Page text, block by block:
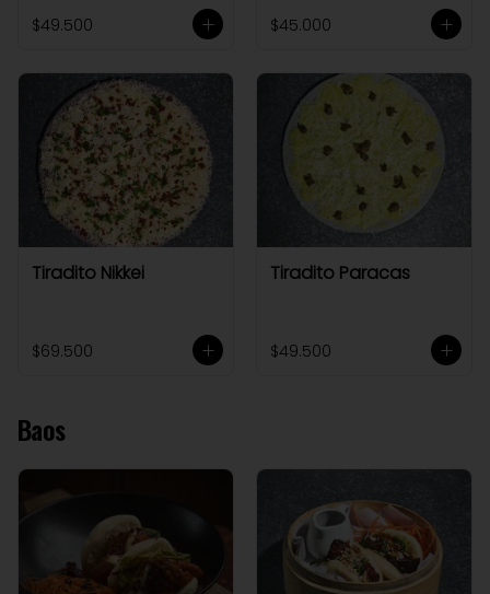
$49.500 $45.000
Tiradito Nikkei
$69.500
Tiradito Paracas
$49.500
Baos